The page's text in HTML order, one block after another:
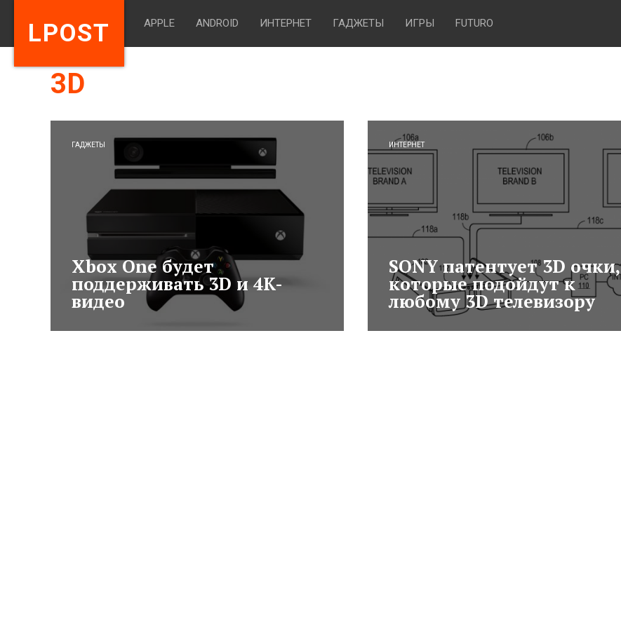
LPOST APPLE ANDROID ИНТЕРНЕТ ГАДЖЕТЫ ИГРЫ FUTURO
3D
ГАДЖЕТЫ
Xbox One будет
поддерживать 3D и 4K-
видео
ИНТЕРНЕТ
SONY патентует 3D очки,
которые подойдут к
любому 3D телевизору